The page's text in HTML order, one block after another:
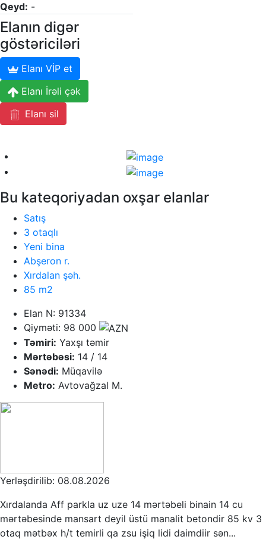
Qeyd: -
Elanın digər
göstəriciləri
Elanı VİP et
Elanı İrəli çək
Elanı sil
Bu kateqoriyadan oxşar elanlar
Satış
3 otaqlı
Yeni bina
Abşeron r.
Xırdalan şəh.
85 m2
Elan N: 91334
Qiyməti: 98 000
Təmiri: Yaxşı təmir
Mərtəbəsi: 14 / 14
Sənədi: Müqavilə
Metro: Avtovağzal M.
Yerləşdirilib: 08.08.2026
Xırdalanda Aff parkla uz uze 14 mərtəbeli binain 14 cu
mərtəbesinde mansart deyil üstü manalit betondir 85 kv 3
otaq mətbəx h/t temirli qa zsu işiq lidi daimdiir sən...